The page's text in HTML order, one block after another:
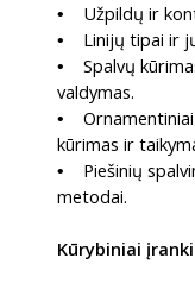
• Užpildų ir
• Linijų tipai ir
•
Spalvų
valdymas.
•
kūrimas ir
•
Piešinių
metodai.
Kūrybiniai